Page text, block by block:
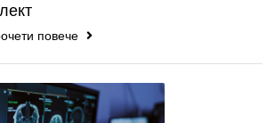
повече